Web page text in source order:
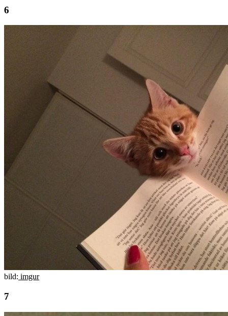
bild: imgur